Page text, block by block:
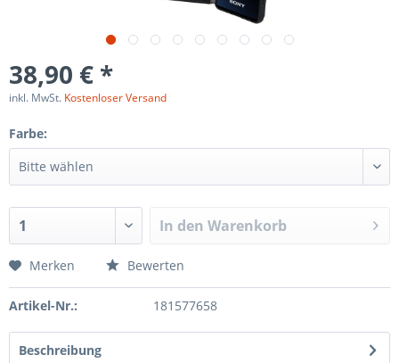
38,90 € *
inkl. MwSt. Kostenloser Versand
Farbe:
In den Warenkorb
Merken Bewerten
Artikel-Nr.: 181577658
Beschreibung